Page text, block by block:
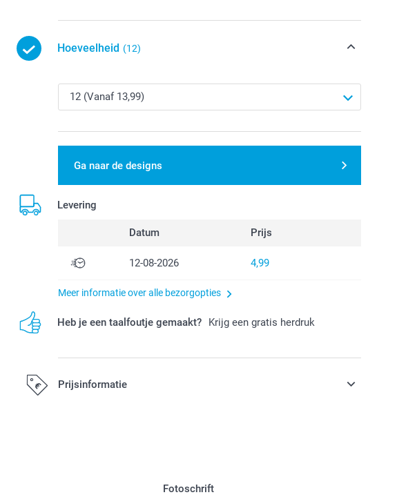
Hoeveelheid (12)
Ga naar de designs
Levering
Datum Prijs
12-08-2026 4,99
Meer informatie over alle bezorgopties
Heb je een taalfoutje gemaakt? Krijg een gratis herdruk
Prijsinformatie
Fotoschrift